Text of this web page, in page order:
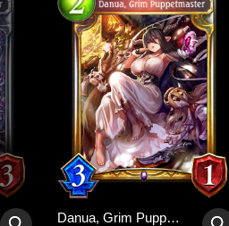
Danua, Grim Puppetmaster